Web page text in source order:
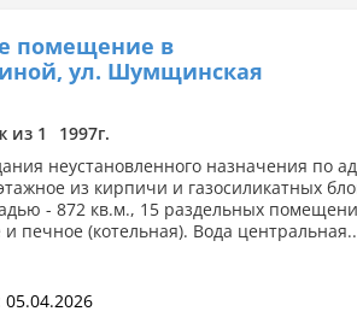
помещение в
ул. Шумщинская
из 1
1997г.
неустановленного назначения по
из кирпичи и газосиликатных
- 872 кв.м., 15 раздельных
печное (котельная). Вода